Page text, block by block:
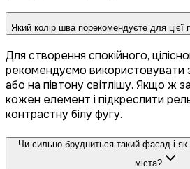
Який колір шва порекомендуєте для цієї
Для створення спокійного,
рекомендуємо використовувати
або на півтону світлішу. Якщо ж
кожен елемент і підкреслити
контрастну білу фугу.
Чи сильно брудниться такий фасад і
міста?